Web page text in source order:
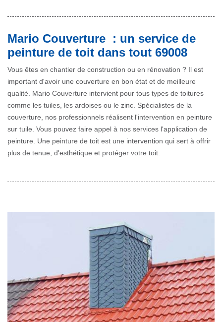
Mario Couverture : un service de
peinture de toit dans tout 69008
Vous êtes en chantier de construction ou en rénovation ? Il est
important d'avoir une couverture en bon état et de meilleure
qualité. Mario Couverture intervient pour tous types de toitures
comme les tuiles, les ardoises ou le zinc. Spécialistes de la
couverture, nos professionnels réalisent l'intervention en peinture
sur tuile. Vous pouvez faire appel à nos services l'application de
peinture. Une peinture de toit est une intervention qui sert à offrir
plus de tenue, d'esthétique et protéger votre toit.